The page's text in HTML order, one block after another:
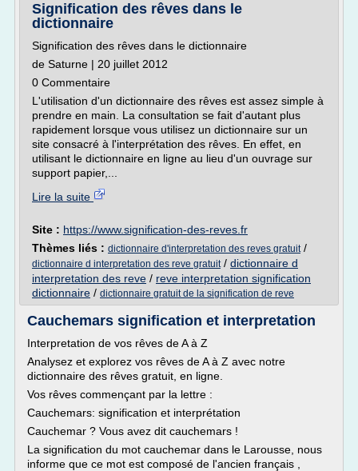
Signification des rêves dans le
dictionnaire
Signification des rêves dans le dictionnaire
de Saturne | 20 juillet 2012
0 Commentaire
L'utilisation d'un dictionnaire des rêves est assez simple à
prendre en main. La consultation se fait d'autant plus
rapidement lorsque vous utilisez un dictionnaire sur un
site consacré à l'interprétation des rêves. En effet, en
utilisant le dictionnaire en ligne au lieu d'un ouvrage sur
support papier,...
Lire la suite
Site : https://www.signification-des-reves.fr
Thèmes liés : dictionnaire d'interpretation des reves gratuit/
dictionnaire d interpretation des reve gratuit/ dictionnaire d
interpretation des reve / reve interpretation signification
dictionnaire / dictionnaire gratuit de la signification de reve
Cauchemars signification et interpretation
Interpretation de vos rêves de A à Z
Analysez et explorez vos rêves de A à Z avec notre
dictionnaire des rêves gratuit, en ligne.
Vos rêves commençant par la lettre :
Cauchemars: signification et interprétation
Cauchemar ? Vous avez dit cauchemars !
La signification du mot cauchemar dans le Larousse, nous
informe que ce mot est composé de l'ancien français ,